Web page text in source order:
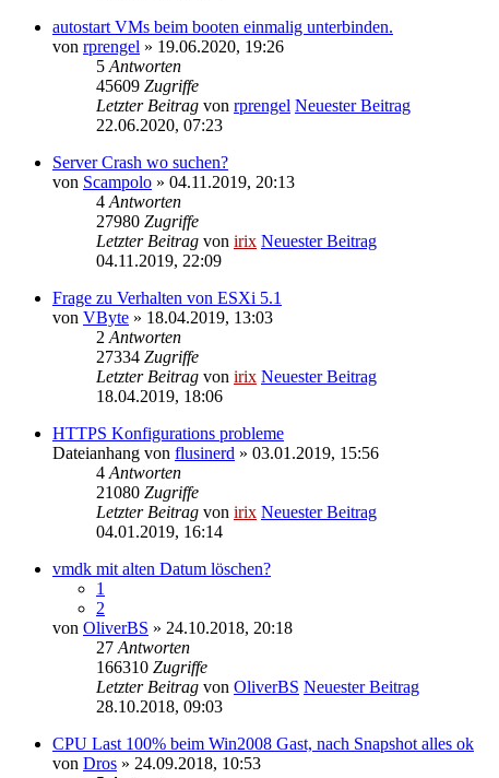
autostart VMs beim booten einmalig unterbinden.
von rprengel » 19.06.2020, 19:26
5 Antworten
45609 Zugriffe
Letzter Beitrag von rprengel Neuester Beitrag
22.06.2020, 07:23
Server Crash wo suchen?
von Scampolo » 04.11.2019, 20:13
4 Antworten
27980 Zugriffe
Letzter Beitrag von irix Neuester Beitrag
04.11.2019, 22:09
Frage zu Verhalten von ESXi 5.1
von VByte » 18.04.2019, 13:03
2 Antworten
27334 Zugriffe
Letzter Beitrag von irix Neuester Beitrag
18.04.2019, 18:06
HTTPS Konfigurations probleme
Dateianhang von flusinerd » 03.01.2019, 15:56
4 Antworten
21080 Zugriffe
Letzter Beitrag von irix Neuester Beitrag
04.01.2019, 16:14
vmdk mit alten Datum löschen?
1
2
von OliverBS » 24.10.2018, 20:18
27 Antworten
166310 Zugriffe
Letzter Beitrag von OliverBS Neuester Beitrag
28.10.2018, 09:03
CPU Last 100% beim Win2008 Gast, nach Snapshot alles ok
von Dros » 24.09.2018, 10:53